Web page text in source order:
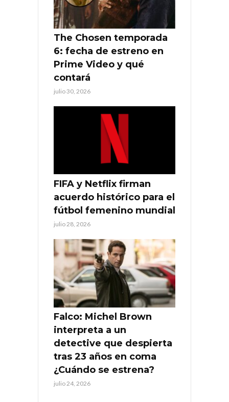
The Chosen temporada
6: fecha de estreno en
Prime Video y qué
contará
julio 30, 2026
FIFA y Netflix firman
acuerdo histórico para el
fútbol femenino mundial
julio 28, 2026
Falco: Michel Brown
interpreta a un
detective que despierta
tras 23 años en coma
¿Cuándo se estrena?
julio 24, 2026